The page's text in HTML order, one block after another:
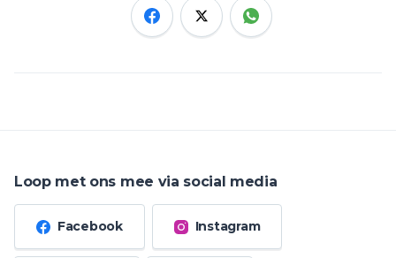
Loop met ons mee via social media
Facebook Instagram